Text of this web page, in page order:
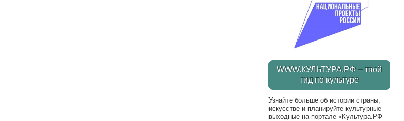
WWW.КУЛЬТУРА.РФ – твой
гид по культуре
Узнайте больше об истории страны,
искусстве и планируйте культурные
выходные на портале «Культура.РФ